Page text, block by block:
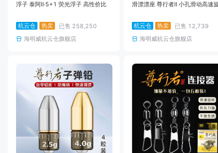
浮子 泰阿II·5+1 荧光浮子 高性价比
杭云仓 热卖 已售 258,250
海明威杭云仓旗舰店
滑漂漂座 尊行者II 小孔滑动高速
杭云仓 热卖 已售 12,739
海明威杭云仓旗舰店